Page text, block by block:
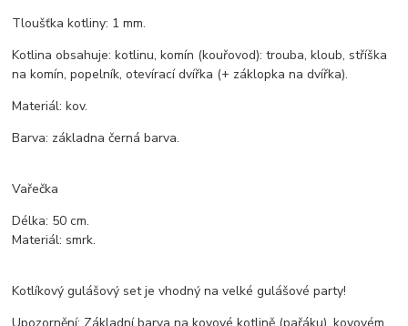
Tloušťka kotliny: 1 mm.
Kotlina obsahuje: kotlinu, komín (kouřovod): trouba, kloub, stříška
na komín, popelník, otevírací dvířka (+ záklopka na dvířka).
Materiál: kov.
Barva: základna černá barva.
Vařečka
Délka: 50 cm.
Materiál: smrk.
Kotlíkový gulášový set je vhodný na velké gulášové party!